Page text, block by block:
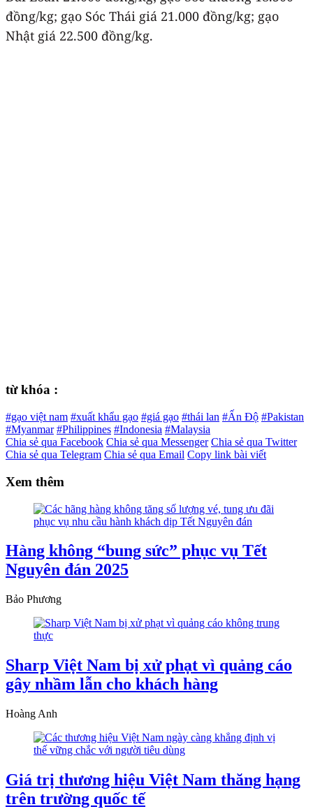
đồng/kg; gạo Sóc Thái giá 21.000 đồng/kg; gạo
Nhật giá 22.500 đồng/kg.
từ khóa :
#gạo việt nam #xuất khẩu gạo #giá gạo #thái lan #Ấn Độ #Pakistan
#Myanmar #Philippines #Indonesia #Malaysia
Chia sẻ qua Facebook Chia sẻ qua Messenger Chia sẻ qua Twitter
Chia sẻ qua Telegram Chia sẻ qua Email Copy link bài viết
Xem thêm
Hàng không “bung sức” phục vụ Tết
Nguyên đán 2025
Bảo Phương
Sharp Việt Nam bị xử phạt vì quảng cáo
gây nhầm lẫn cho khách hàng
Hoàng Anh
Giá trị thương hiệu Việt Nam thăng hạng
trên trường quốc tế